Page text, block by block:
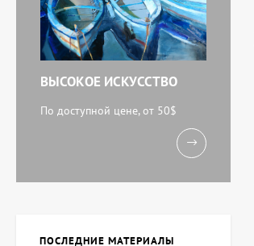
ВЫСОКОЕ ИСКУССТВО
По доступной цене, от 50$
ПОСЛЕДНИЕ МАТЕРИАЛЫ